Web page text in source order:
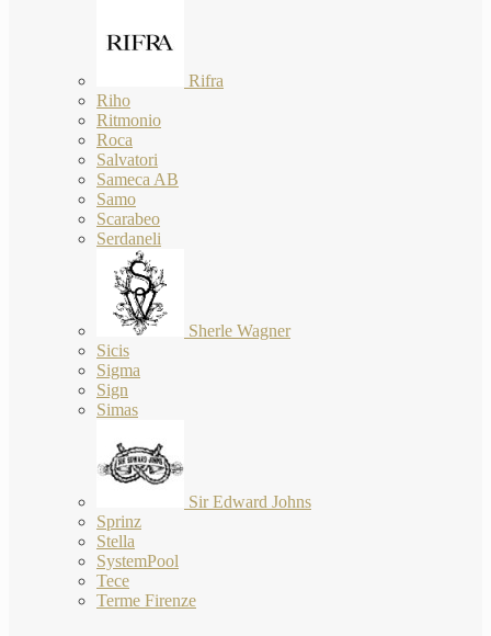
Rifra
Riho
Ritmonio
Roca
Salvatori
Sameca AB
Samo
Scarabeo
Serdaneli
Sherle Wagner
Sicis
Sigma
Sign
Simas
Sir Edward Johns
Sprinz
Stella
SystemPool
Tece
Terme Firenze